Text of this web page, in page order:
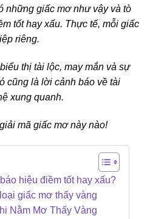
những giấc mơ như vậy và tò
tốt hay xấu. Thực tế, mỗi giấc
riêng.
thị tài lộc, may mắn và sự
cũng là lời cảnh báo về tài
xung quanh.
mã giấc mơ này nào!
hiệu điềm tốt hay xấu?
giấc mơ thấy vàng
Nằm Mơ Thấy Vàng